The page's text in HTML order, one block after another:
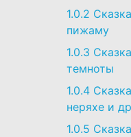
СКАЗОК И
1.0.2
пижаму
1.0.3
темноты
1.0.4
неряхе и
1.0.5